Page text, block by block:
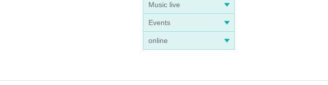
Music live
Events
online